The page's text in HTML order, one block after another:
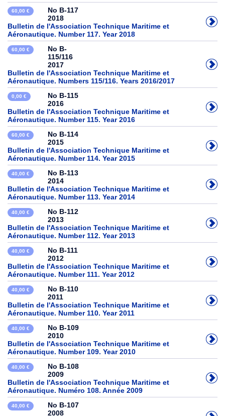
60,00 €
No B-117
2018
Bulletin de l'Association Technique Maritime et
Aéronautique. Number 117. Year 2018
60,00 €
No B-
115/116
2017
Bulletin de l'Association Technique Maritime et
Aéronautique. Numbers 115/116. Years 2016/2017
0,00 €
No B-115
2016
Bulletin de l'Association Technique Maritime et
Aéronautique. Number 115. Year 2016
60,00 €
No B-114
2015
Bulletin de l'Association Technique Maritime et
Aéronautique. Number 114. Year 2015
40,00 €
No B-113
2014
Bulletin de l'Association Technique Maritime et
Aéronautique. Number 113. Year 2014
40,00 €
No B-112
2013
Bulletin de l'Association Technique Maritime et
Aéronautique. Number 112. Year 2013
40,00 €
No B-111
2012
Bulletin de l'Association Technique Maritime et
Aéronautique. Number 111. Year 2012
40,00 €
No B-110
2011
Bulletin de l'Association Technique Maritime et
Aéronautique. Number 110. Year 2011
40,00 €
No B-109
2010
Bulletin de l'Association Technique Maritime et
Aéronautique. Number 109. Year 2010
40,00 €
No B-108
2009
Bulletin de l'Association Technique Maritime et
Aéronautique. Numéro 108. Année 2009
40,00 €
No B-107
2008